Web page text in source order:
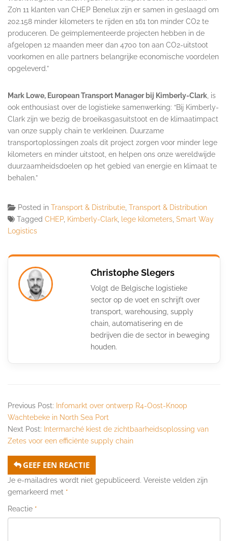
Zo’n 11 klanten van CHEP Benelux zijn er samen in geslaagd om
202.158 minder kilometers te rijden en 161 ton minder CO2 te
produceren. De geïmplementeerde projecten hebben in de
afgelopen 12 maanden meer dan 4700 ton aan CO2-uitstoot
voorkomen en alle partners belangrijke economische voordelen
opgeleverd.”
Mark Lowe, European Transport Manager bij Kimberly-Clark , is
ook enthousiast over de logistieke samenwerking: “Bij Kimberly-
Clark zijn we bezig de broeikasgasuitstoot en de klimaatimpact
van onze supply chain te verkleinen. Duurzame
transportoplossingen zoals dit project zorgen voor minder lege
kilometers en minder uitstoot, en helpen ons onze wereldwijde
duurzaamheidsdoelen op het gebied van energie en klimaat te
behalen.”
Posted in Transport & Distributie Transport & Distribution
Tagged CHEP, Kimberly-Clark lege kilometers Smart Way
Logistics
Christophe Slegers
Volgt de Belgische logistieke
sector op de voet en schrijft over
transport, warehousing, supply
chain, automatisering en de
bedrijven die de sector in beweging
houden.
Previous Post: Infomarkt over ontwerp R4-Oost-Knoop
Wachtebeke in North Sea Port
Next Post: Intermarché kiest de zichtbaarheidsoplossing van
Zetes voor een efficiënte supply chain
GEEF EEN REACTIE
Je e-mailadres wordt niet gepubliceerd. Vereiste velden zijn
gemarkeerd met *
Reactie *